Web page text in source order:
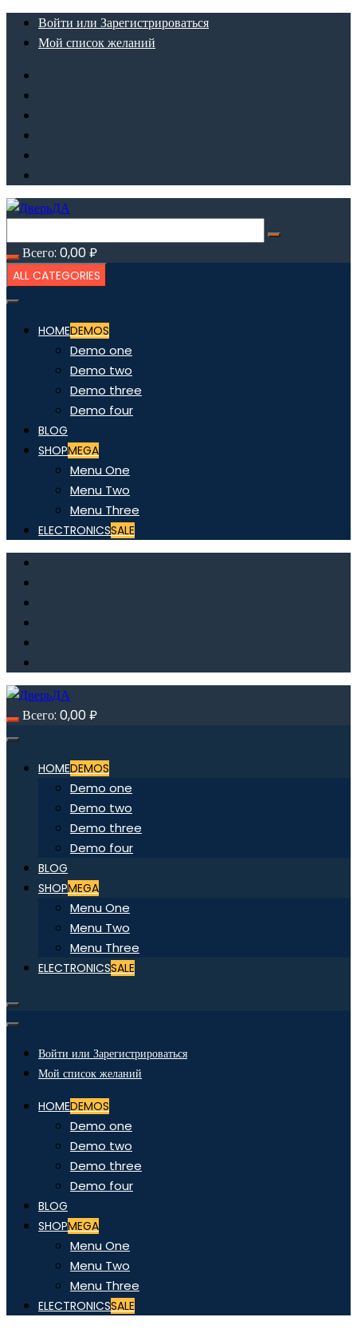
ПерейтиВойти или Зарегистрироваться
Мой список желаний
Всего: 0,00₽
ALL CATEGORIES
HOMEDEMOS
Demo one
Demo two
Demo three
Demo four
BLOG
SHOPMEGA
Menu One
Menu Two
Menu Three
ELECTRONICSSALE
Всего: 0,00₽
HOMEDEMOS
Demo one
Demo two
Demo three
Demo four
BLOG
SHOPMEGA
Menu One
Menu Two
Menu Three
ELECTRONICSSALE
Войти или Зарегистрироваться
Мой список желаний
HOMEDEMOS
Demo one
Demo two
Demo three
Demo four
BLOG
SHOPMEGA
Menu One
Menu Two
Menu Three
ELECTRONICSSALE